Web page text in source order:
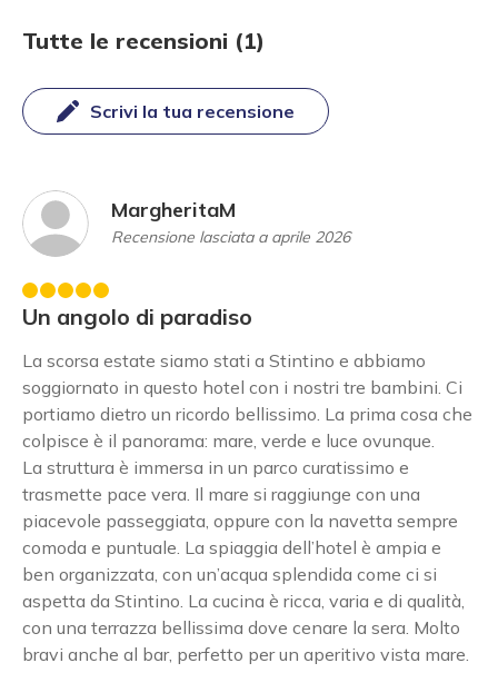
Tutte le recensioni (1)
Scrivi la tua recensione
MargheritaM
Recensione lasciata a aprile 2026
Un angolo di paradiso
La scorsa estate siamo stati a Stintino e abbiamo
soggiornato in questo hotel con i nostri tre bambini. Ci
portiamo dietro un ricordo bellissimo. La prima cosa che
colpisce è il panorama: mare, verde e luce ovunque.
La struttura è immersa in un parco curatissimo e
trasmette pace vera. Il mare si raggiunge con una
piacevole passeggiata, oppure con la navetta sempre
comoda e puntuale. La spiaggia dell’hotel è ampia e
ben organizzata, con un’acqua splendida come ci si
aspetta da Stintino. La cucina è ricca, varia e di qualità,
con una terrazza bellissima dove cenare la sera. Molto
bravi anche al bar, perfetto per un aperitivo vista mare.